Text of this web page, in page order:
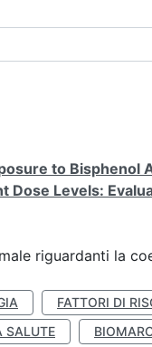
to Bisphenol
Dose Levels:
riguardanti la
FATTORI DI
SALUTE